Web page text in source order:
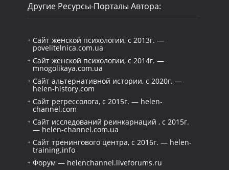
Другие Ресурсы-Порталы Автора:
Сайт женской психологии, с 2013г. —
povelitelnica.com.ua
Сайт женской психологии, с 2014г. —
mnogolikaya.com.ua
Сайт альтернативной истории, с 2020г. —
helen-history.com
Сайт регрессолога, с 2015г. — helen-
channel.com
Сайт исследований реинкарнаций , с 2015г.
— helen-channel.com.ua
Сайт тренингового центра, с 2016г. — helen-
training.info
Форум — helenchannel.liveforums.ru